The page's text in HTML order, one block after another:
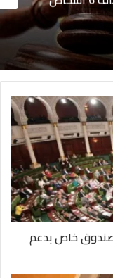
صندوق خاص بدعم